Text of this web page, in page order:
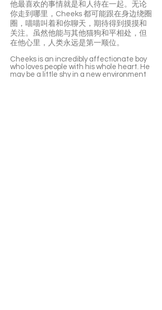
他最喜欢的事情就是和人待在一起。无论
你走到哪里，Cheeks 都可能跟在身边绕圈
圈，喵喵叫着和你聊天，期待得到摸摸和
关注。虽然他能与其他猫狗和平相处，但
在他心里，人类永远是第一顺位。
Cheeks is an incredibly affectionate boy
who loves people with his whole heart. He
may be a little shy in a new environment